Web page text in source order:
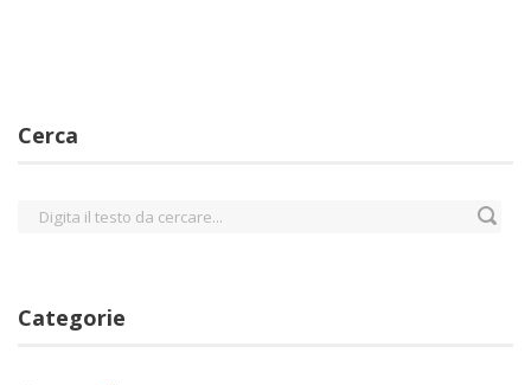
Cerca
Categorie